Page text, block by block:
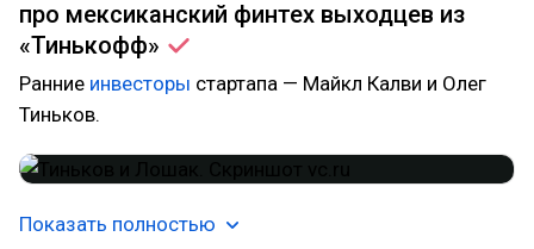
про мексиканский финтех выходцев из
«Тинькофф»
Ранние инвесторы стартапа — Майкл Калви и Олег
Тиньков.
Показать полностью